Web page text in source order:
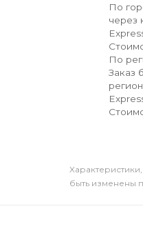
По
через
По
Заказ
быть изменены